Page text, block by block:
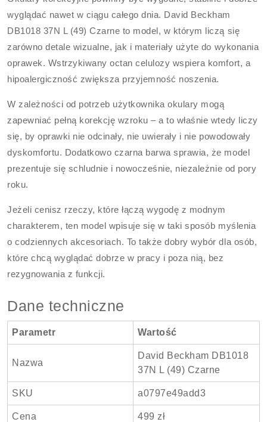
wyglądać nawet w ciągu całego dnia. David Beckham
DB1018 37N L (49) Czarne to model, w którym liczą się
zarówno detale wizualne, jak i materiały użyte do wykonania
oprawek. Wstrzykiwany octan celulozy wspiera komfort, a
hipoalergiczność zwiększa przyjemność noszenia.
W zależności od potrzeb użytkownika okulary mogą
zapewniać pełną korekcję wzroku – a to właśnie wtedy liczy
się, by oprawki nie odcinały, nie uwierały i nie powodowały
dyskomfortu. Dodatkowo czarna barwa sprawia, że model
prezentuje się schludnie i nowocześnie, niezależnie od pory
roku.
Jeżeli cenisz rzeczy, które łączą wygodę z modnym
charakterem, ten model wpisuje się w taki sposób myślenia
o codziennych akcesoriach. To także dobry wybór dla osób,
które chcą wyglądać dobrze w pracy i poza nią, bez
rezygnowania z funkcji.
Dane techniczne
Parametr Wartość
Nazwa
David Beckham DB1018
37N L (49) Czarne
SKU a0797e49add3
Cena 499 zł